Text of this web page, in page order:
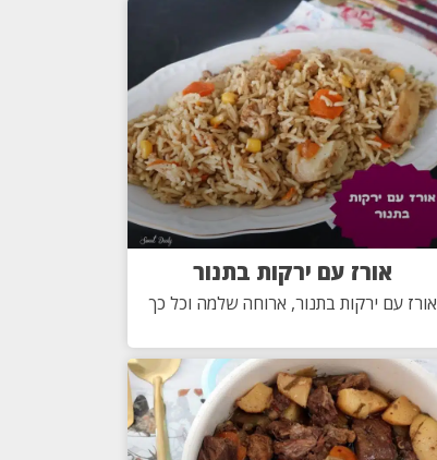
אורז עם ירקות בתנור
אורז עם ירקות בתנור, ארוחה שלמה וכל כך